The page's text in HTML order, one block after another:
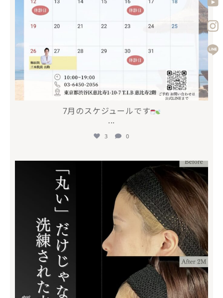
7月のスケジュールです
...
3 0
mycli.ebisu